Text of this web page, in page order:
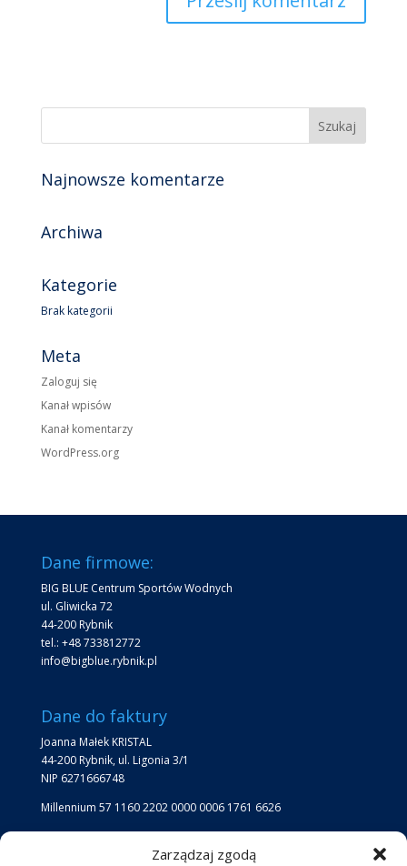
Zarządzaj zgodą
Najnowsze komentarze
Archiwa
Kategorie
Brak kategorii
Meta
Zaloguj się
Kanał wpisów
Kanał komentarzy
WordPress.org
Dane firmowe:
BIG BLUE Centrum Sportów Wodnych
ul. Gliwicka 72
44-200 Rybnik
tel.: +48 733812772
info@bigblue.rybnik.pl
Dane do faktury
Joanna Małek KRISTAL
44-200 Rybnik, ul. Ligonia 3/1
NIP 6271666748
Millennium 57 1160 2202 0000 0006 1761 6626